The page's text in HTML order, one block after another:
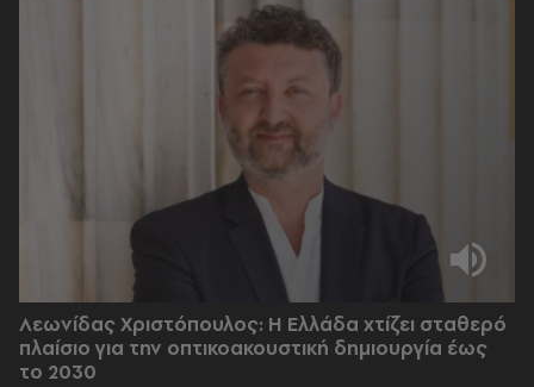
Λεωνίδας Χριστόπουλος: Η Ελλάδα χτίζει σταθερό
πλαίσιο για την οπτικοακουστική δημιουργία έως
το 2030